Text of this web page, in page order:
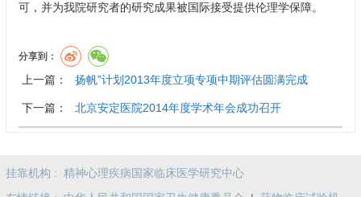
可，并为我院研究者的研究成果被国际接受提供伦理学保障。
分享到：
上一篇： 扬帆”计划2013年度立项专项中期评估圆满完成
下一篇： 北京安定医院2014年度学术年会成功召开
挂靠机构 : 精神心理疾病国家临床医学研究中心